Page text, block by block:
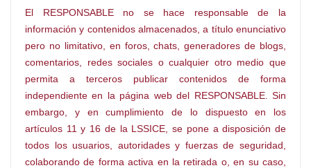
El RESPONSABLE no se hace responsable de la
información y contenidos almacenados, a título enunciativo
pero no limitativo, en foros, chats, generadores de blogs,
comentarios, redes sociales o cualquier otro medio que
permita a terceros publicar contenidos de forma
independiente en la página web del RESPONSABLE. Sin
embargo, y en cumplimiento de lo dispuesto en los
artículos 11 y 16 de la LSSICE, se pone a disposición de
todos los usuarios, autoridades y fuerzas de seguridad,
colaborando de forma activa en la retirada o, en su caso,